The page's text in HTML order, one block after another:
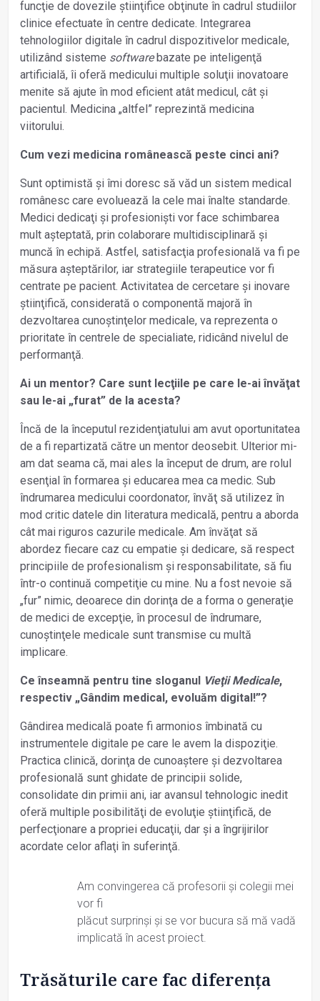
funcţie de dovezile știinţifice obţinute în cadrul studiilor
clinice efectuate în centre dedicate. Integrarea
tehnologiilor digitale în cadrul dispozitivelor medicale,
utilizând sisteme softwarebazate pe inteligenţă
artificială, îi oferă medicului multiple soluţii inovatoare
menite să ajute în mod eficient atât medicul, cât și
pacientul. Medicina „altfel” reprezintă medicina
viitorului.
Cum vezi medicina românească peste cinci ani?
Sunt optimistă și îmi doresc să văd un sistem medical
românesc care evoluează la cele mai înalte standarde.
Medici dedicaţi și profesioniști vor face schimbarea
mult așteptată, prin colaborare multidisciplinară și
muncă în echipă. Astfel, satisfacţia profesională va fi pe
măsura așteptărilor, iar strategiile terapeutice vor fi
centrate pe pacient. Activitatea de cercetare și inovare
știinţifică, considerată o componentă majoră în
dezvoltarea cunoștinţelor medicale, va reprezenta o
prioritate în centrele de specialiate, ridicând nivelul de
performanţă.
Ai un mentor? Care sunt lecţiile pe care le-ai învăţat
sau le-ai „furat” de la acesta?
Încă de la începutul rezidenţiatului am avut oportunitatea
de a fi repartizată către un mentor deosebit. Ulterior mi-
am dat seama că, mai ales la început de drum, are rolul
esenţial în formarea și educarea mea ca medic. Sub
îndrumarea medicului coordonator, învăţ să utilizez în
mod critic datele din literatura medicală, pentru a aborda
cât mai riguros cazurile medicale. Am învăţat să
abordez fiecare caz cu empatie și dedicare, să respect
principiile de profesionalism și responsabilitate, să fiu
într-o continuă competiţie cu mine. Nu a fost nevoie să
„fur” nimic, deoarece din dorinţa de a forma o generaţie
de medici de excepţie, în procesul de îndrumare,
cunoștinţele medicale sunt transmise cu multă
implicare.
Ce înseamnă pentru tine sloganul Vieţii Medicale,
respectiv „Gândim medical, evoluăm digital!”?
Gândirea medicală poate fi armonios îmbinată cu
instrumentele digitale pe care le avem la dispoziţie.
Practica clinică, dorinţa de cunoaștere și dezvoltarea
profesională sunt ghidate de principii solide,
consolidate din primii ani, iar avansul tehnologic inedit
oferă multiple posibilităţi de evoluţie știinţifică, de
perfecţionare a propriei educaţii, dar și a îngrijirilor
acordate celor aflaţi în suferinţă.
Am convingerea că profesorii și colegii mei
vor fi
plăcut surprinși și se vor bucura să mă vadă
implicată în acest proiect.
Trăsăturile care fac diferenţa